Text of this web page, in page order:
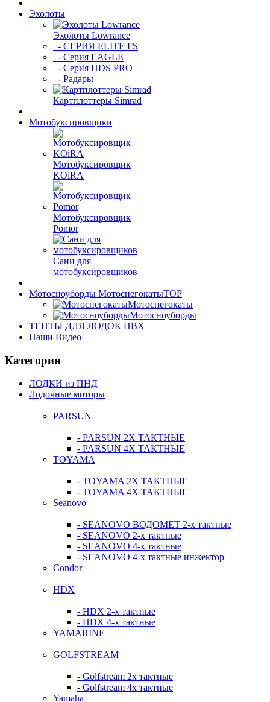
Эхолоты
Эхолоты Lowrance
- СЕРИЯ ELITE FS
- Серия EAGLE
- Серия HDS PRO
- Радары
Картплоттеры Simrad
Мотобуксировщики
Мотобуксировщик
KOiRA
Мотобуксировщик
Pomor
Сани для
мотобуксировщиков
Мотосноуборды МотоснегокатыTOP
Мотоснегокаты
Мотосноуборды
ТЕНТЫ ДЛЯ ЛОДОК ПВХ
Наши Видео
Категории
ЛОДКИ из ПНД
Лодочные моторы
PARSUN
- PARSUN 2Х ТАКТНЫЕ
- PARSUN 4Х ТАКТНЫЕ
TOYAMA
- TOYAMA 2Х ТАКТНЫЕ
- TOYAMA 4Х ТАКТНЫЕ
Seanovo
- SEANOVO ВОДОМЕТ 2-х тактные
- SEANOVO 2-х тактные
- SEANOVO 4-х тактные
- SEANOVO 4-х тактные инжектор
Condor
HDX
- HDX 2-х тактные
- HDX 4-х тактные
YAMARINE
GOLFSTREAM
- Golfstream 2х тактные
- Golfstream 4х тактные
Yamaha